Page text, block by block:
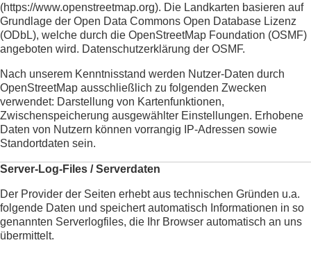
(https://www.openstreetmap.org). Die Landkarten basieren auf
Grundlage der Open Data Commons Open Database Lizenz
(ODbL), welche durch die OpenStreetMap Foundation (OSMF)
angeboten wird. Datenschutzerklärung der OSMF.
Nach unserem Kenntnisstand werden Nutzer-Daten durch
OpenStreetMap ausschließlich zu folgenden Zwecken
verwendet: Darstellung von Kartenfunktionen,
Zwischenspeicherung ausgewählter Einstellungen. Erhobene
Daten von Nutzern können vorrangig IP-Adressen sowie
Standortdaten sein.
Server-Log-Files / Serverdaten
Der Provider der Seiten erhebt aus technischen Gründen u.a.
folgende Daten und speichert automatisch Informationen in so
genannten Serverlogfiles, die Ihr Browser automatisch an uns
übermittelt.